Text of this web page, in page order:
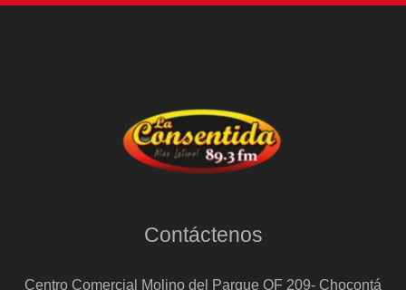
Contáctenos
Centro Comercial Molino del Parque OF 209- Chocontá